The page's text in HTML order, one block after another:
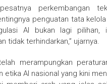
perkembangan
penguatan tata
AI bukan lagi pilihan,
tidak terhindarkan,” ujarnya.
merampungkan
etika AI nasional yang kini